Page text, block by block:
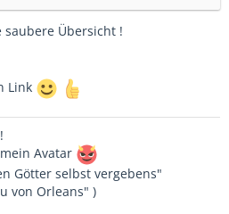
saubere Übersicht !
Link
Avatar
Götter selbst vergebens"
von Orleans" )